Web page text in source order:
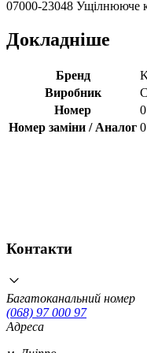
07000-23048 Ущілнююче
Докладніше
Бренд
Виробник
Номер
Номер заміни / Аналог
Контакти
Багатоканальний номер
(068) 97 000 97
Адреса